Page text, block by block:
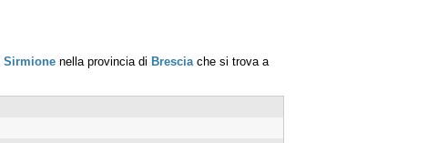
Sirmione nella provincia di Brescia che si trova a